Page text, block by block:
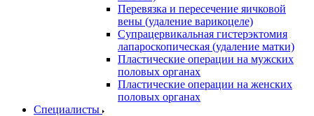
Перевязка и пересечение яичковой
вены (удаление варикоцеле)
Супрацервикальная гистерэктомия
лапароскопическая (удаление матки)
Пластические операции на мужских
половых органах
Пластические операции на женских
половых органах
Специалисты